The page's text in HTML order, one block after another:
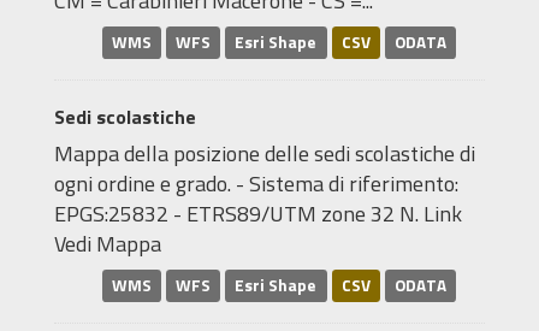
WMS WFS Esri Shape CSV ODATA
Sedi scolastiche
Mappa della posizione delle sedi scolastiche di
ogni ordine e grado. - Sistema di riferimento:
EPGS:25832 - ETRS89/UTM zone 32 N. Link
Vedi Mappa
WMS WFS Esri Shape CSV ODATA